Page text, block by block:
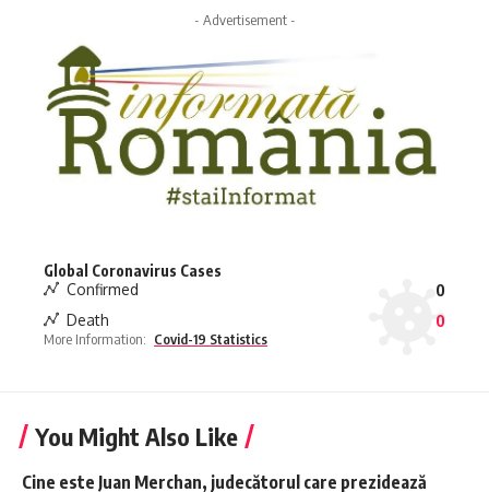
- Advertisement -
Global Coronavirus Cases
Confirmed
0
Death
0
More Information: Covid-19 Statistics
You Might Also Like
Cine este Juan Merchan, judecătorul care prezidează